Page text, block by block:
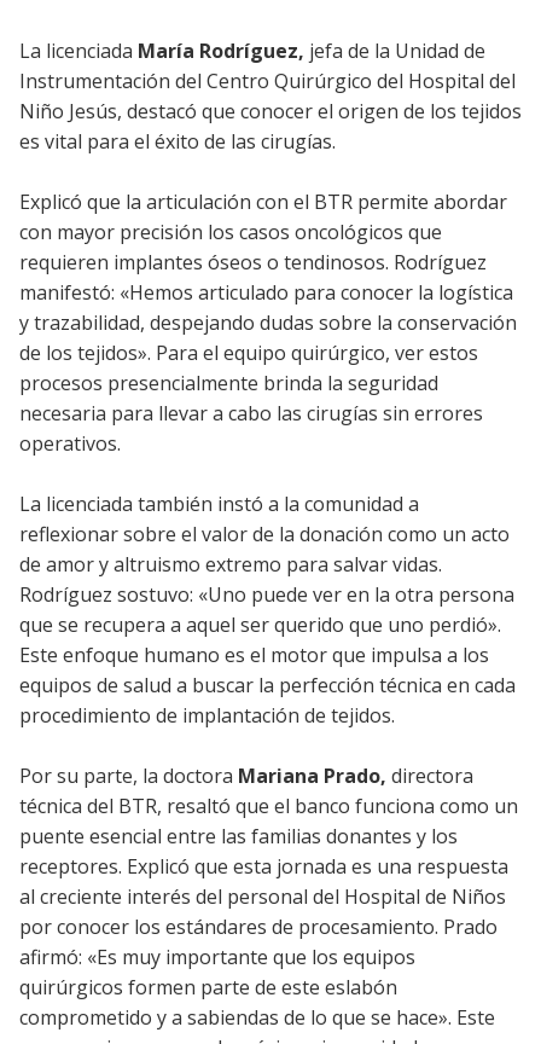
La licenciada María Rodríguez, jefa de la Unidad de
Instrumentación del Centro Quirúrgico del Hospital del
Niño Jesús, destacó que conocer el origen de los tejidos
es vital para el éxito de las cirugías.
Explicó que la articulación con el BTR permite abordar
con mayor precisión los casos oncológicos que
requieren implantes óseos o tendinosos. Rodríguez
manifestó: «Hemos articulado para conocer la logística
y trazabilidad, despejando dudas sobre la conservación
de los tejidos». Para el equipo quirúrgico, ver estos
procesos presencialmente brinda la seguridad
necesaria para llevar a cabo las cirugías sin errores
operativos.
La licenciada también instó a la comunidad a
reflexionar sobre el valor de la donación como un acto
de amor y altruismo extremo para salvar vidas.
Rodríguez sostuvo: «Uno puede ver en la otra persona
que se recupera a aquel ser querido que uno perdió».
Este enfoque humano es el motor que impulsa a los
equipos de salud a buscar la perfección técnica en cada
procedimiento de implantación de tejidos.
Por su parte, la doctora Mariana Prado, directora
técnica del BTR, resaltó que el banco funciona como un
puente esencial entre las familias donantes y los
receptores. Explicó que esta jornada es una respuesta
al creciente interés del personal del Hospital de Niños
por conocer los estándares de procesamiento. Prado
afirmó: «Es muy importante que los equipos
quirúrgicos formen parte de este eslabón
comprometido y a sabiendas de lo que se hace». Este